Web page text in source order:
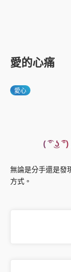
愛的心痛
愛心
( ͡° ͜ʖ
無論是分手還是發
方式。